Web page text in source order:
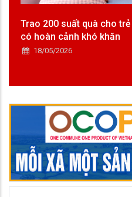
Trao 200 suất quà cho
có hoàn cảnh khó khăn
18/05/2026